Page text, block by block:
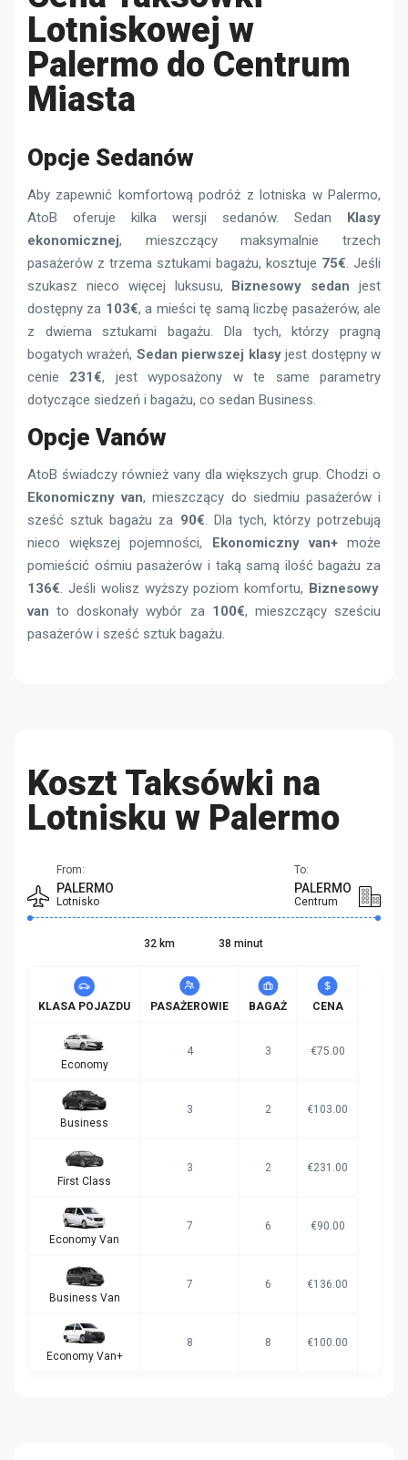
Lotniskowej w
Palermo do Centrum
Miasta
Opcje Sedanów
Aby zapewnić komfortową podróż z lotniska w Palermo,
AtoB oferuje kilka wersji sedanów. Sedan Klasy
ekonomicznej, mieszczący maksymalnie trzech
pasażerów z trzema sztukami bagażu, kosztuje 75€. Jeśli
szukasz nieco więcej luksusu, Biznesowy sedan jest
dostępny za 103€, a mieści tę samą liczbę pasażerów, ale
z dwiema sztukami bagażu. Dla tych, którzy pragną
bogatych wrażeń, Sedan pierwszej klasyjest dostępny w
cenie 231€, jest wyposażony w te same parametry
dotyczące siedzeń i bagażu, co sedan Business.
Opcje Vanów
AtoB świadczy również vany dla większych grup. Chodzi o
Ekonomiczny van, mieszczący do siedmiu pasażerów i
sześć sztuk bagażu za 90€. Dla tych, którzy potrzebują
nieco większej pojemności, Ekonomiczny van+może
pomieścić ośmiu pasażerów i taką samą ilość bagażu za
136€. Jeśli wolisz wyższy poziom komfortu, Biznesowy
van to doskonały wybór za 100€, mieszczący sześciu
pasażerów i sześć sztuk bagażu.
Koszt Taksówki na
Lotnisku w Palermo
From:
PALERMO
Lotnisko
To:
PALERMO
Centrum
32 km 38 minut
KLASA POJAZDU PASAŻEROWIE BAGAŻ CENA
Economy
4 3 €75.00
Business
3 2 €103.00
First Class
3 2 €231.00
Economy Van
7 6 €90.00
Business Van
7 6 €136.00
Economy Van+
8 8 €100.00